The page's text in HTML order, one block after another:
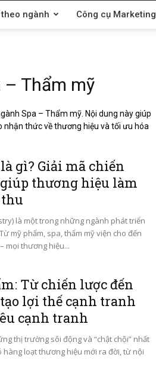
ngành Công cụ Marketing
– Thẩm mỹ
Spa – Thẩm mỹ. Nội dung này giúp
thức về thương hiệu và tối ưu hóa
gì? Giải mã chiến
thương hiệu làm
là một trong những ngành phát triển
mỹ phẩm, spa, thẩm mỹ viện cho đến
mọi thương hiệu...
Từ chiến lược đến
lợi thế cạnh tranh
cạnh tranh
thị trường sôi động và “chật chội” nhất
hàng loạt thương hiệu mới ra đời, từ nội